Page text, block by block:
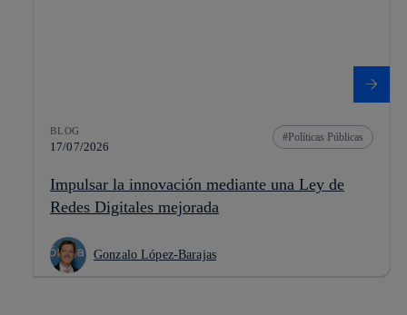
BLOG
17/07/2026
Políticas Públicas
Impulsar la innovación mediante una Ley de
Redes Digitales mejorada
Gonzalo López-Barajas